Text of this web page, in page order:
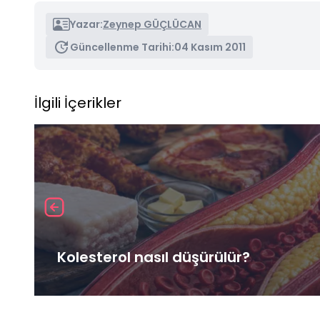
Yazar:Zeynep GÜÇLÜCAN
Güncellenme Tarihi:04 Kasım 2011
İlgili İçerikler
Kolesterol nasıl düşürülür?